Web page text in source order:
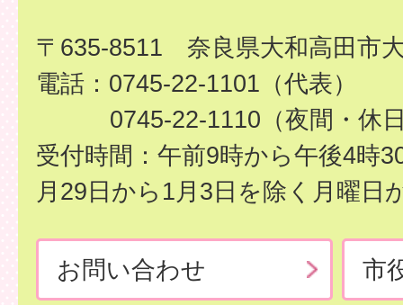
〒635-8511 奈良県大和高田市
電話：0745-22-1101（代表）
0745-22-1110（夜間・休
受付時間：午前9時から午後4時
月29日から1月3日を除く月曜日
お問い合わせ 市